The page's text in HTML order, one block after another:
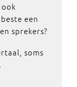
een
sprekers?
soms